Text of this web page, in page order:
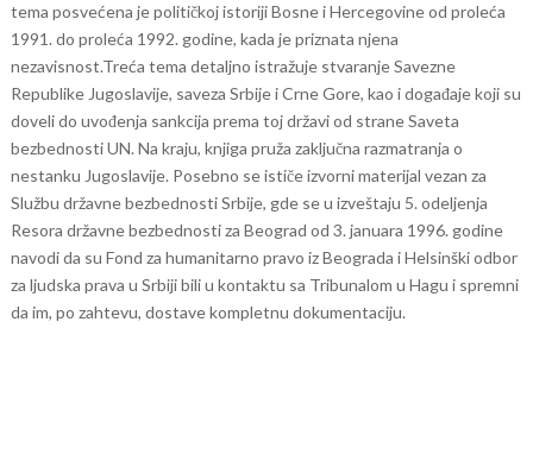
tema posvećena je političkoj istoriji Bosne i Hercegovine od proleća
1991. do proleća 1992. godine, kada je priznata njena
nezavisnost.Treća tema detaljno istražuje stvaranje Savezne
Republike Jugoslavije, saveza Srbije i Crne Gore, kao i događaje koji su
doveli do uvođenja sankcija prema toj državi od strane Saveta
bezbednosti UN. Na kraju, knjiga pruža zaključna razmatranja o
nestanku Jugoslavije. Posebno se ističe izvorni materijal vezan za
Službu državne bezbednosti Srbije, gde se u izveštaju 5. odeljenja
Resora državne bezbednosti za Beograd od 3. januara 1996. godine
navodi da su Fond za humanitarno pravo iz Beograda i Helsinški odbor
za ljudska prava u Srbiji bili u kontaktu sa Tribunalom u Hagu i spremni
da im, po zahtevu, dostave kompletnu dokumentaciju.